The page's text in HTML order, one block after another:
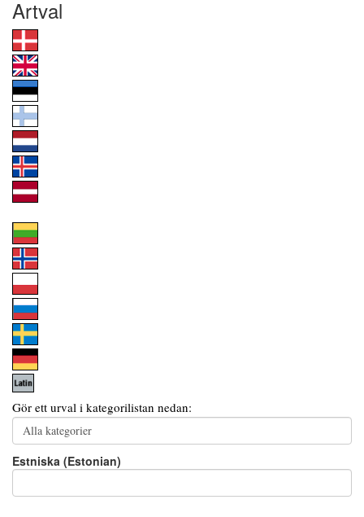
Artval
Gör ett urval i kategorilistan nedan:
Estniska (Estonian)